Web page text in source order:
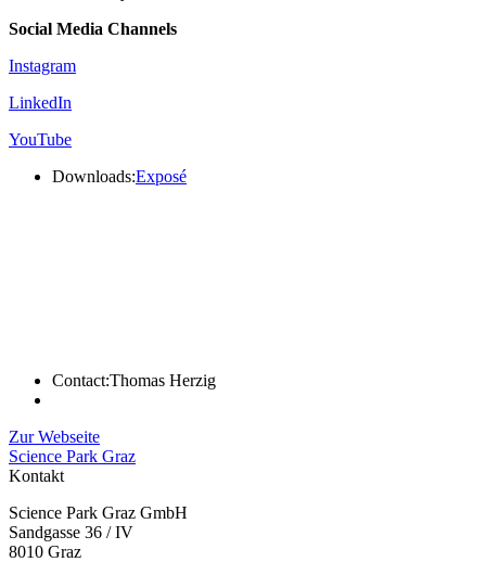
Social Media Channels
Instagram
LinkedIn
YouTube
Downloads:Exposé
Contact:Thomas Herzig
Zur Webseite
Science Park Graz
Kontakt
Science Park Graz GmbH
Sandgasse 36 / IV
8010 Graz